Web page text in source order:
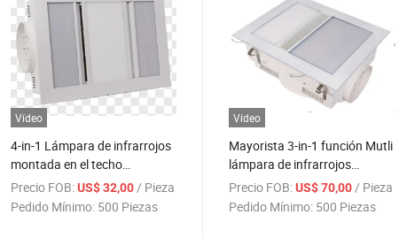
Vídeo
4-in-1 Lámpara de infrarrojos
montada en el techo
multifuncional para
calefacción de baño
Precio FOB:US$ 32,00 / Pieza
Pedido Mínimo: 500 Piezas
Vídeo
Mayorista 3-in-1 función Mutli
lámpara de infrarrojos
montada en el techo
Calefacción de baño
Precio FOB: US$ 70,00 / Pieza
Pedido Mínimo: 500 Piezas